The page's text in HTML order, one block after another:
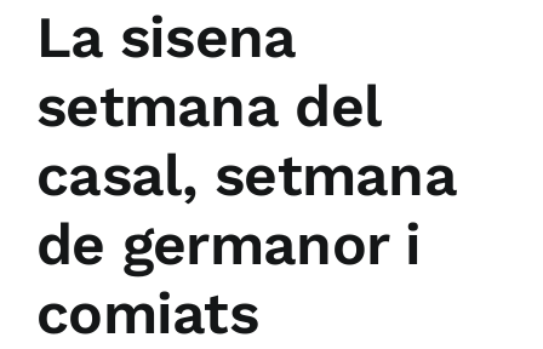
La sisena
setmana del
casal, setmana
de germanor i
comiats